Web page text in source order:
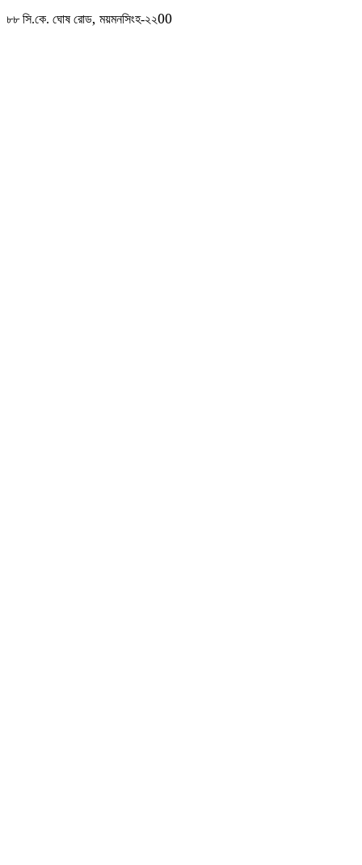
৮৮ সি.কে. ঘোষ রোড, ময়মনসিংহ-২২00